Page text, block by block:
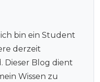
bin ein Student
derzeit
Dieser Blog dient
Wissen zu